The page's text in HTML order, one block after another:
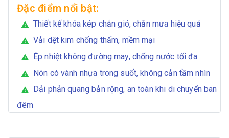
Đặc điểm nổi bật:
warning Thiết kế khóa kép chắn gió, chắn mưa hiệu quả
warning Vải dệt kim chống thấm, mềm mại
warning Ép nhiệt không đường may, chống nước tối đa
warning Nón có vành nhựa trong suốt, không cản tầm nhìn
warning
Dải phản quang bản rộng, an toàn khi di chuyển ban
đêm